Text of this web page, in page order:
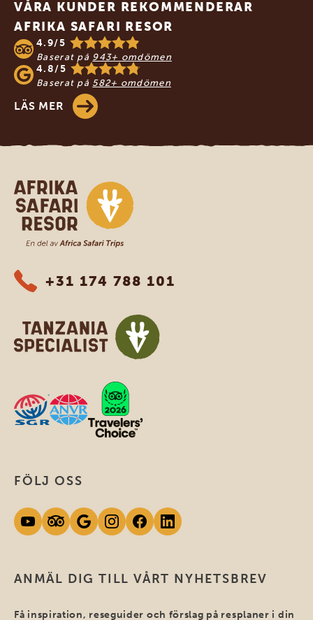
VÅRA KUNDER REKOMMENDERAR
AFRIKA SAFARI RESOR
4.9/5
Baserat på 943+ omdömen
4.8/5
Baserat på 582+ omdömen
LÄS MER
Safari-resor i Afrika
+31 174 788 101
ANMÄL DIG TILL VÅRT NYHETSBREV
Få inspiration, reseguider och förslag på resplaner i din
FÖLJ OSS